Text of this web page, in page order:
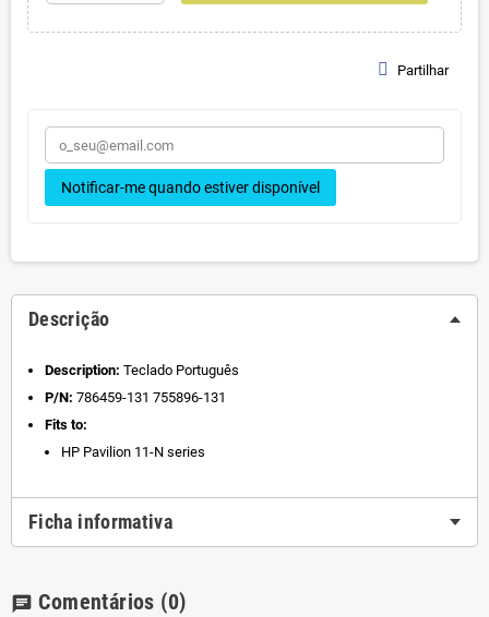
Partilhar
Notificar-me quando estiver disponível
Descrição
Description: Teclado Português
P/N: 786459-131 755896-131
Fits to:
HP Pavilion 11-N series
Ficha informativa
chat Comentários (0)